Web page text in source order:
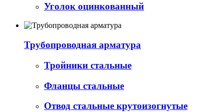
Уголок оцинкованный
Трубопроводная арматура
Тройники стальные
Фланцы стальные
Отвод стальные крутоизогнутые